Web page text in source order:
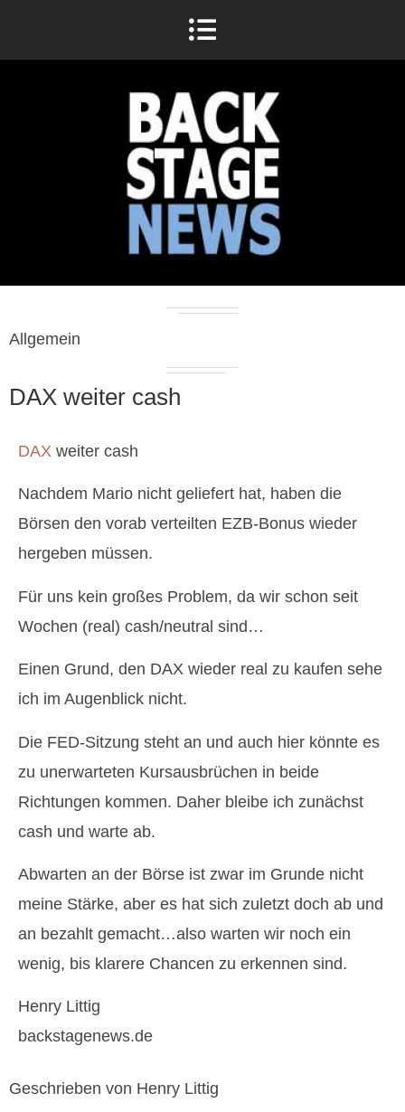
Allgemein
DAX weiter cash
DAX weiter cash
Nachdem Mario nicht geliefert hat, haben die
Börsen den vorab verteilten EZB-Bonus wieder
hergeben müssen.
Für uns kein großes Problem, da wir schon seit
Wochen (real) cash/neutral sind…
Einen Grund, den DAX wieder real zu kaufen sehe
ich im Augenblick nicht.
Die FED-Sitzung steht an und auch hier könnte es
zu unerwarteten Kursausbrüchen in beide
Richtungen kommen. Daher bleibe ich zunächst
cash und warte ab.
Abwarten an der Börse ist zwar im Grunde nicht
meine Stärke, aber es hat sich zuletzt doch ab und
an bezahlt gemacht…also warten wir noch ein
wenig, bis klarere Chancen zu erkennen sind.
Henry Littig
backstagenews.de
Geschrieben von Henry Littig